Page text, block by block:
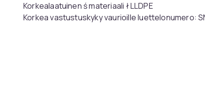
Korkealaatuinen śmateriaali łLLDPE
Korkea vastustuskykyvaurioilleluettelonumero: